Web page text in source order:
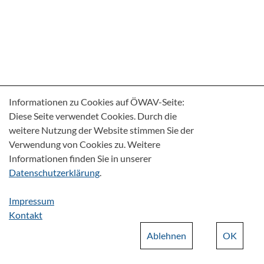
Informationen zu Cookies auf ÖWAV-Seite:
Diese Seite verwendet Cookies. Durch die
weitere Nutzung der Website stimmen Sie der
Verwendung von Cookies zu. Weitere
Informationen finden Sie in unserer
Datenschutzerklärung.
Impressum
Kontakt
OK
Ablehnen